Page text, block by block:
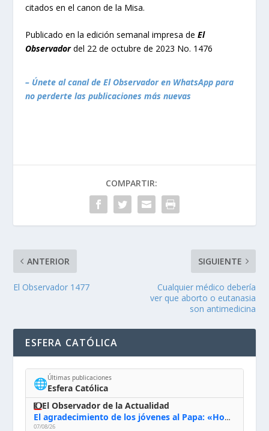
citados en el canon de la Misa.
Publicado en la edición semanal impresa deEl
Observadordel 22 de octubre de 2023 No. 1476
– Únete al canal de El Observador en WhatsApp para
no perderte las publicaciones más nuevas
COMPARTIR:
ANTERIOR
El Observador 1477
SIGUIENTE
Cualquier médico debería
ver que aborto o eutanasia
son antimedicina
ESFERA CATÓLICA
🌐Últimas publicaciones
Esfera Católica
El Observador de la Actualidad
El agradecimiento de los jóvenes al Papa: «Hoy nos sentimos Iglesia»
07/08/26